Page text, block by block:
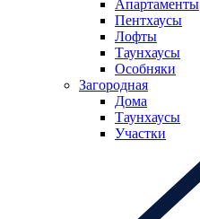
Апартаменты
Пентхаусы
Лофты
Таунхаусы
Особняки
Загородная
Дома
Таунхаусы
Участки